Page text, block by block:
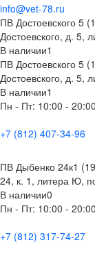
info@vet-78.ru
ПВ Достоевского 5
Достоевского, д. 5,
В наличии1
ПВ Достоевского 5
Достоевского, д. 5,
В наличии1
Пн - Пт: 10:00 -
+7 (812) 407-34-96
ПВ Дыбенко 24к1
24, к. 1, литера Ю,
В наличии0
Пн - Пт: 10:00 -
+7 (812) 317-74-27